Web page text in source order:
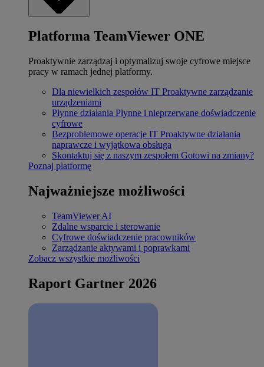
Platforma TeamViewer ONE
Proaktywnie zarządzaj i optymalizuj swoje cyfrowe miejsce
pracy w ramach jednej platformy.
Dla niewielkich zespołów IT Proaktywne zarządzanie
urządzeniami
Płynne działania Płynne i nieprzerwane doświadczenie
cyfrowe
Bezproblemowe operacje IT Proaktywne działania
naprawcze i wyjątkowa obsługa
Skontaktuj się z naszym zespołem Gotowi na zmiany?
Poznaj platformę
Najważniejsze możliwości
TeamViewer AI
Zdalne wsparcie i sterowanie
Cyfrowe doświadczenie pracowników
Zarządzanie aktywami i poprawkami
Zobacz wszystkie możliwości
Raport Gartner 2026